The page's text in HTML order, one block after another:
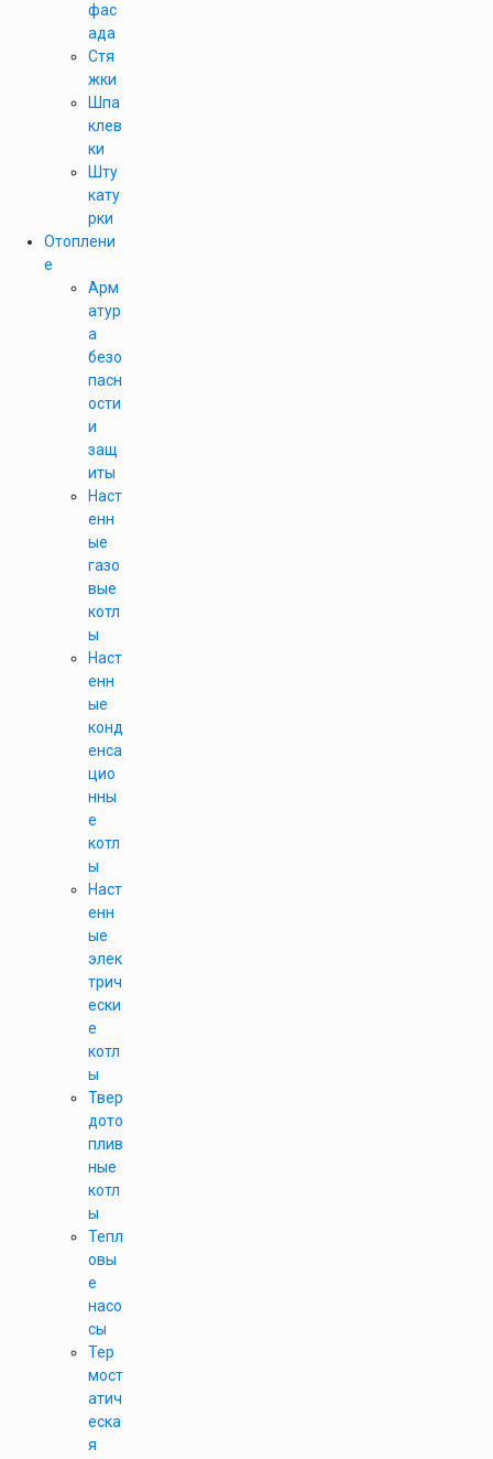
фас
ада
Стя
жки
Шпа
клев
ки
Шту
кату
рки
Отоплени
е
Арм
атур
а
безо
пасн
ости
и
защ
иты
Наст
енн
ые
газо
вые
котл
ы
Наст
енн
ые
конд
енса
цио
нны
е
котл
ы
Наст
енн
ые
элек
трич
ески
е
котл
ы
Твер
дото
плив
ные
котл
ы
Тепл
овы
е
насо
сы
Тер
мост
атич
еска
я